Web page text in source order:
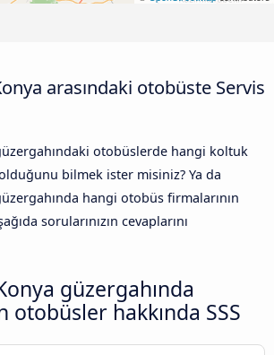
arasındaki otobüste Servis
otobüslerde hangi koltuk
olduğunu bilmek ister misiniz? Ya da
hangi otobüs firmalarının
sorularınızın cevaplarını
güzergahında
otobüsler hakkında SSS